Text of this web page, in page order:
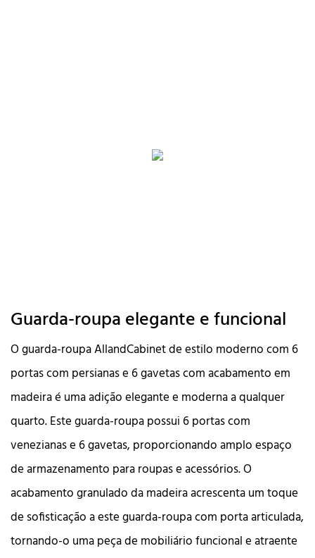
Guarda-roupa elegante e funcional
O guarda-roupa AllandCabinet de estilo moderno com 6
portas com persianas e 6 gavetas com acabamento em
madeira é uma adição elegante e moderna a qualquer
quarto. Este guarda-roupa possui 6 portas com
venezianas e 6 gavetas, proporcionando amplo espaço
de armazenamento para roupas e acessórios. O
acabamento granulado da madeira acrescenta um toque
de sofisticação a este guarda-roupa com porta articulada,
tornando-o uma peça de mobiliário funcional e atraente